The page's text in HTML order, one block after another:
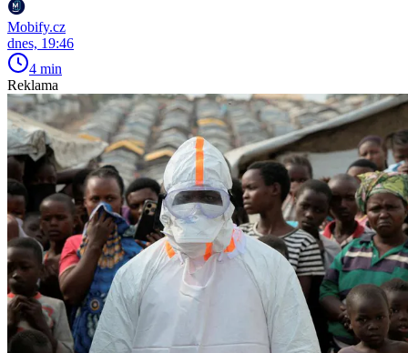
Mobify.cz
dnes, 19:46
4 min
Reklama